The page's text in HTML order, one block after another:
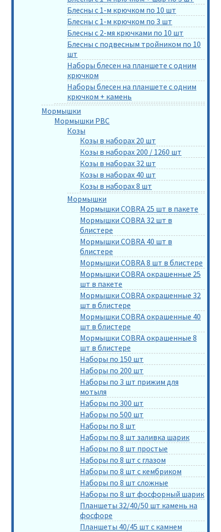
Блесны с 1-м крючком по 10 шт
Блесны с 1-м крючком по 3 шт
Блесны с 2-мя крючками по 10 шт
Блесны с подвесным тройником по 10
шт
Наборы блесен на планшете с одним
крючком
Наборы блесен на планшете с одним
крючком + камень
Мормышки
Мормышки РВС
Козы
Козы в наборах 20 шт
Козы в наборах 200 / 1260 шт
Козы в наборах 32 шт
Козы в наборах 40 шт
Козы в наборах 8 шт
Мормышки
Мормышки COBRA 25 шт в пакете
Мормышки COBRA 32 шт в
блистере
Мормышки COBRA 40 шт в
блистере
Мормышки COBRA 8 шт в блистере
Мормышки COBRA окрашенные 25
шт в пакете
Мормышки COBRA окрашенные 32
шт в блистере
Мормышки COBRA окрашенные 40
шт в блистере
Мормышки COBRA окрашенные 8
шт в блистере
Наборы по 150 шт
Наборы по 200 шт
Наборы по 3 шт прижим для
мотыля
Наборы по 300 шт
Наборы по 500 шт
Наборы по 8 шт
Наборы по 8 шт заливка шарик
Наборы по 8 шт простые
Наборы по 8 шт с глазом
Наборы по 8 шт с кембриком
Наборы по 8 шт сложные
Наборы по 8 шт фосфорный шарик
Планшеты 32/40/50 шт камень на
фосфоре
Планшеты 40/45 шт с камнем